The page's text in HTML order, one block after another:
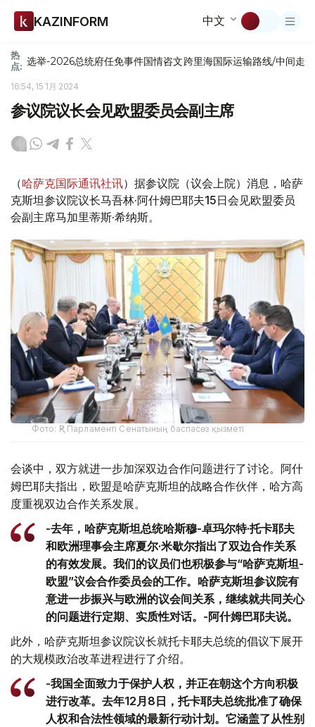
KAZINFORM 中文
热
点: 选举-2026总统府任免事件国情咨文跨里海国际运输路线/中间走廊
16:54, 15 1月 2024
参议院议长会见欧盟委员会副主席
（哈萨克国际通讯社讯）据参议院（议会上院）消息，哈萨
克斯坦参议院议长马吾林·阿什姆巴耶夫15日会见欧盟委员
会副主席马加里蒂斯·希纳斯。
Фото: ҚР Парламенті Сенатының баспасөз қызметі
会谈中，双方就进一步加深双边合作问题进行了讨论。阿什
姆巴耶夫指出，欧盟是哈萨克斯坦的战略合作伙伴，哈方高
度重视双边合作关系发展。
-去年，哈萨克斯坦总统哈斯穆-卓玛尔特·托卡耶夫
和欧洲理事会主席夏尔·米歇尔指出了双边合作关系
的有效发展。我们的议员们也积极参与“哈萨克斯坦-
欧盟”议会合作委员会的工作。哈萨克斯坦参议院有
意进一步振兴与欧洲的议会间关系，继续就共同关心
的问题进行定期、实质性对话。-阿什姆巴耶夫说。
此外，哈萨克斯坦参议院议长就托卡耶夫总统的倡议下展开
的大规模政治改革进程进行了介绍。
-我国全面致力于保护人权，并正在朝这个方向积极
进行改革。去年12月8日，托卡耶夫总统批准了确保
人权和合法性领域的最新行动计划。它涵盖了从性别